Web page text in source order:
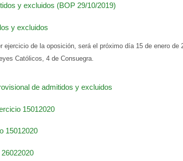
y excluidos (BOP 29/10/2019)
y excluidos
ejercicio de la oposición, será el próximo día 15 de enero
Católicos, 4 de Consuegra.
de admitidos y excluidos
15012020
15012020